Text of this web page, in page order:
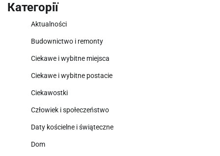
Категорії
Aktualności
Budownictwo i remonty
Ciekawe i wybitne miejsca
Ciekawe i wybitne postacie
Ciekawostki
Człowiek i społeczeństwo
Daty kościelne i świąteczne
Dom